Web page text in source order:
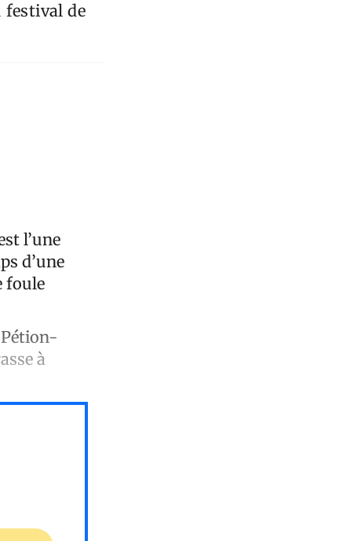
festival de
l’une
d’une
foule
à